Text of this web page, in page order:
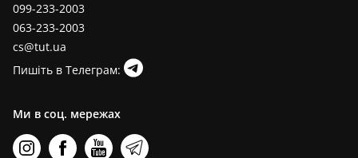
099-233-2003
063-233-2003
cs@tut.ua
Пишіть в Телеграм:
Ми в соц. мережах